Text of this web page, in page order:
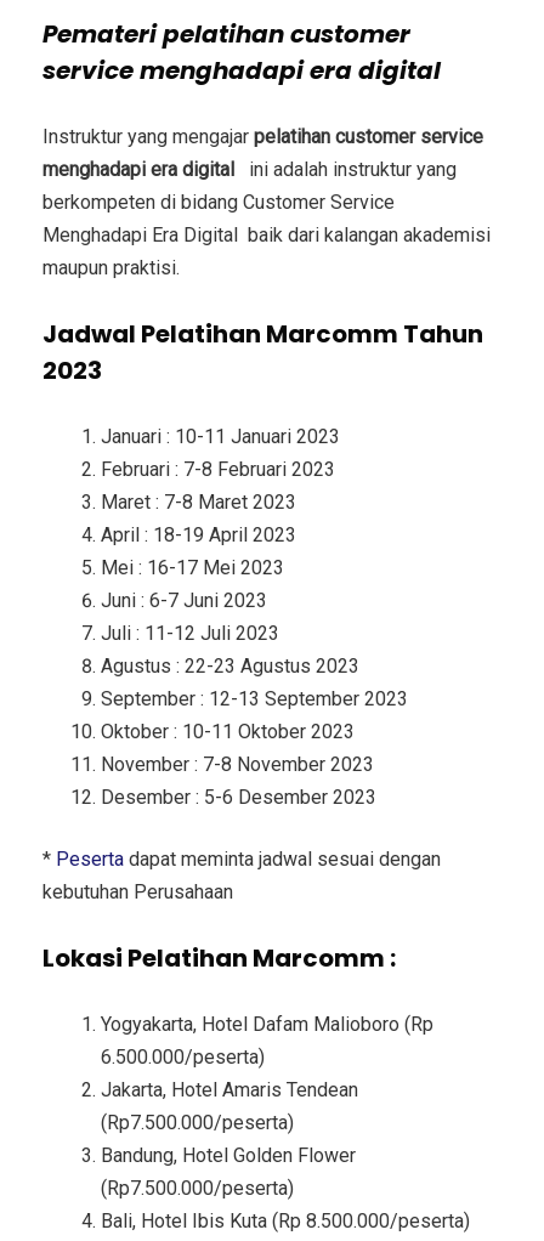
Pemateripelatihan customer
service menghadapi era digital
Instruktur yang mengajar pelatihan customer service
menghadapi era digital
ini adalah instruktur yang
berkompeten di bidang Customer Service
Menghadapi Era Digital
baik dari kalangan akademisi
maupun praktisi.
Jadwal Pelatihan Marcomm Tahun
2023
Januari : 10-11 Januari 2023
Februari : 7-8 Februari 2023
Maret : 7-8 Maret 2023
April : 18-19 April 2023
Mei : 16-17 Mei 2023
Juni : 6-7 Juni 2023
Juli : 11-12 Juli 2023
Agustus : 22-23 Agustus 2023
September : 12-13 September 2023
Oktober : 10-11 Oktober 2023
November : 7-8 November 2023
Desember : 5-6 Desember 2023
* Peserta dapat meminta jadwal sesuai dengan
kebutuhan Perusahaan
Lokasi Pelatihan Marcomm :
Yogyakarta, Hotel Dafam Malioboro (Rp
6.500.000/peserta)
Jakarta, Hotel Amaris Tendean
(Rp7.500.000/peserta)
Bandung, Hotel Golden Flower
(Rp7.500.000/peserta)
Bali, Hotel Ibis Kuta (Rp 8.500.000/peserta)